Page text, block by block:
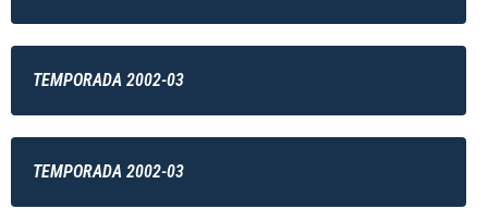
TEMPORADA 2002-03
TEMPORADA 2002-03